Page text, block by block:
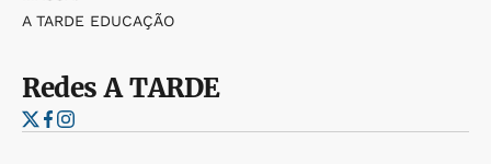
A TARDE EDUCAÇÃO
RedesA TARDE